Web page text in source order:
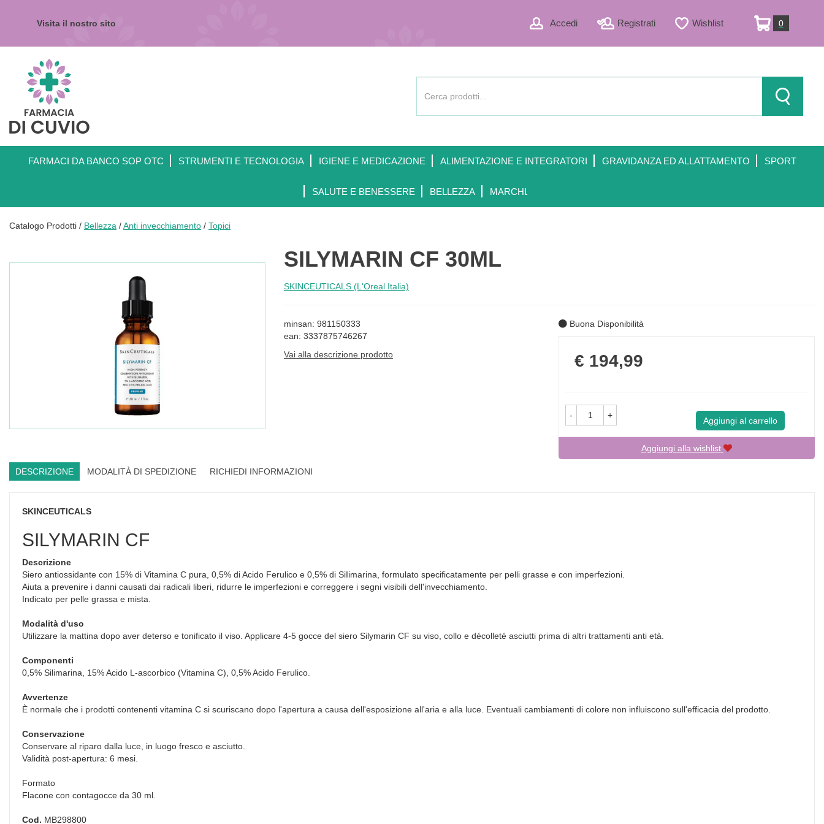
Visita il nostro sito Accedi Registrati Wishlist 0
ARTICOLI
Farmacia
Cuvio
Prodotto
Cerca
FARMACI DA BANCO SOP OTC STRUMENTI E TECNOLOGIA IGIENE E MEDICAZIONE ALIMENTAZIONE E INTEGRATORI GRAVIDANZA ED ALLATTAMENTO SPORT
SALUTE E BENESSERE BELLEZZA MARCHI
Catalogo Prodotti / Bellezza /Anti invecchiamento / Topici
SILYMARIN CF 30ML
SKINCEUTICALS (L'Oreal Italia)
minsan: 981150333
ean: 3337875746267
Vai alla descrizione prodotto
Buona Disponibilità
Prezzo
€ 194,99
- +
Aggiungi al carrello
Aggiungi alla wishlist
DESCRIZIONE MODALITÀ DI SPEDIZIONE RICHIEDI INFORMAZIONI
SKINCEUTICALS
SILYMARIN CF
Descrizione
Siero antiossidante con 15% di Vitamina C pura, 0,5% di Acido Ferulico e 0,5% di SiIimarina, formulato specificatamente per pelli grasse e con imperfezioni.
Aiuta a prevenire i danni causati dai radicali liberi, ridurre le imperfezioni e correggere i segni visibili dell'invecchiamento.
Indicato per pelle grassa e mista.
Modalità d'uso
Utilizzare la mattina dopo aver deterso e tonificato il viso. Applicare 4-5 gocce del siero Silymarin CF su viso, collo e décolleté asciutti prima di altri trattamenti anti età.
Componenti
0,5% Silimarina, 15% Acido L-ascorbico (Vitamina C), 0,5% Acido Ferulico.
Avvertenze
È normale che i prodotti contenenti vitamina C si scuriscano dopo l'apertura a causa dell'esposizione all'aria e alla luce. Eventuali cambiamenti di colore non influiscono sull'efficacia del prodotto.
Conservazione
Conservare al riparo dalla luce, in luogo fresco e asciutto.
Validità post-apertura: 6 mesi.
Formato
Flacone con contagocce da 30 ml.
Cod. MB298800